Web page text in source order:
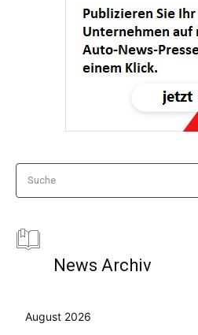
Suche
News Archiv
August 2026